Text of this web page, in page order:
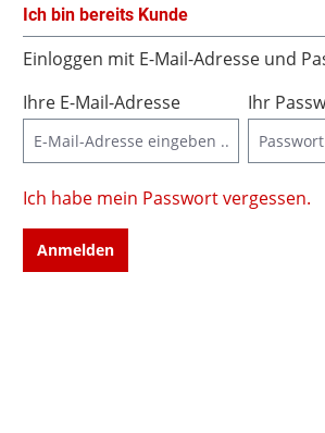
Ich bin bereits Kunde
Einloggen mit E-Mail-Adresse und
Ihre E-Mail-Adresse
Ihr
Ich habe mein Passwort vergessen.
Anmelden